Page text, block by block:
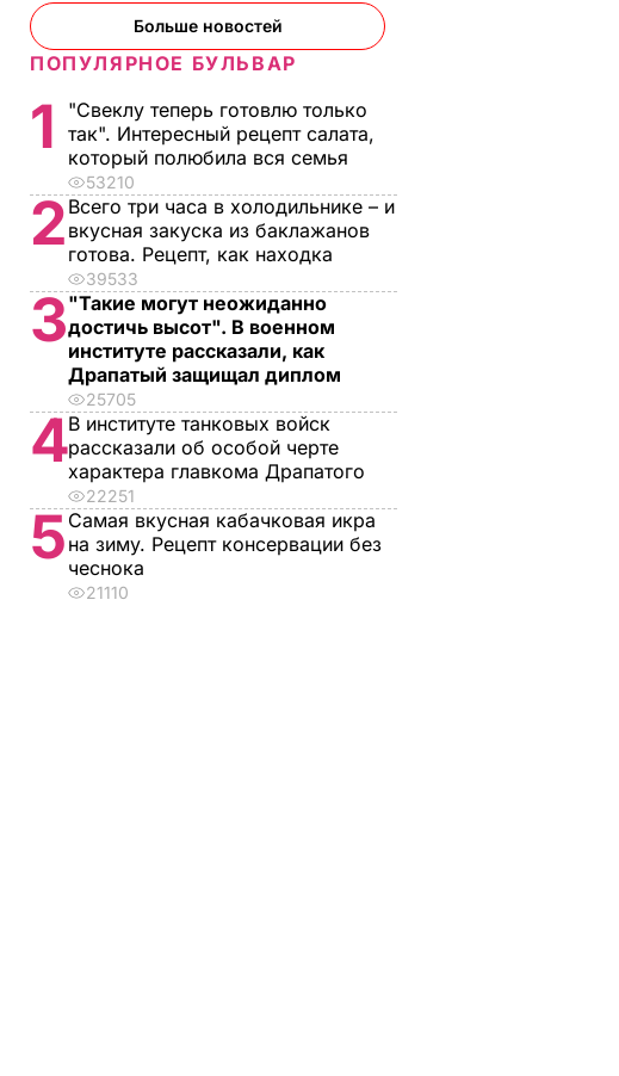
Больше новостей
ПОПУЛЯРНОЕ БУЛЬВАР
1
"Свеклу теперь готовлю только
так". Интересный рецепт салата,
который полюбила вся семья
53210
2 Всего три часа в холодильнике – и
вкусная закуска из баклажанов
готова. Рецепт, как находка
39533
3"Такие могут неожиданно
достичь высот". В военном
институте рассказали, как
Драпатый защищал диплом
25705
4В институте танковых войск
рассказали об особой черте
характера главкома Драпатого
22251
5 Самая вкусная кабачковая икра
на зиму. Рецепт консервации без
чеснока
21110